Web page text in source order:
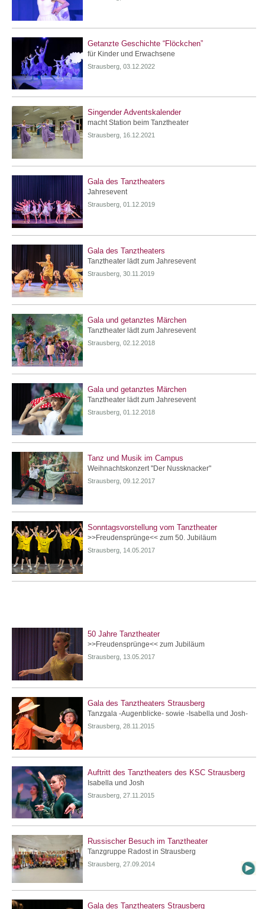
Getanzte Geschichte “Flöckchen”
für Kinder und Erwachsene
Strausberg, 03.12.2022
Singender Adventskalender
macht Station beim Tanztheater
Strausberg, 16.12.2021
Gala des Tanztheaters
Jahresevent
Strausberg, 01.12.2019
Gala des Tanztheaters
Tanztheater lädt zum Jahresevent
Strausberg, 30.11.2019
Gala und getanztes Märchen
Tanztheater lädt zum Jahresevent
Strausberg, 02.12.2018
Gala und getanztes Märchen
Tanztheater lädt zum Jahresevent
Strausberg, 01.12.2018
Tanz und Musik im Campus
Weihnachtskonzert "Der Nussknacker"
Strausberg, 09.12.2017
Sonntagsvorstellung vom Tanztheater
>>Freudensprünge<< zum 50. Jubiläum
Strausberg, 14.05.2017
50 Jahre Tanztheater
>>Freudensprünge<< zum Jubiläum
Strausberg, 13.05.2017
Gala des Tanztheaters Strausberg
Tanzgala -Augenblicke- sowie -Isabella und Josh-
Strausberg, 28.11.2015
Auftritt des Tanztheaters des KSC Strausberg
Isabella und Josh
Strausberg, 27.11.2015
Russischer Besuch im Tanztheater
Tanzgruppe Radost in Strausberg
Strausberg, 27.09.2014
Gala des Tanztheaters Strausberg